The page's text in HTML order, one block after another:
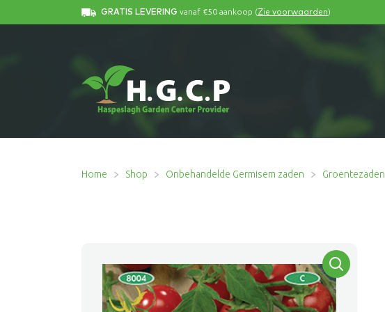
GRATIS LEVERING vanaf €50 aankoop (Zie voorwaarden)
Home Shop Onbehandelde Germisem zaden Groentezaden